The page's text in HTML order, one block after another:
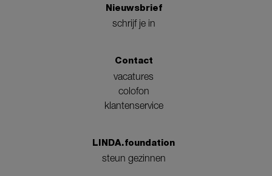
Nieuwsbrief
schrijf je in
Contact
vacatures
colofon
klantenservice
LINDA.foundation
steun gezinnen